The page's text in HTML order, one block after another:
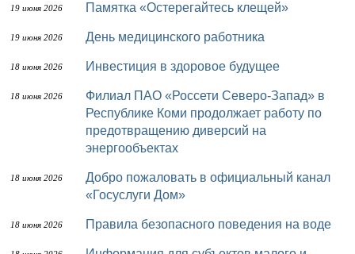
19 июня 2026 Памятка «Остерегайтесь клещей»
19 июня 2026 День медицинского работника
18 июня 2026 Инвестиция в здоровое будущее
18 июня 2026
Филиал ПАО «Россети Северо-Запад» в
Республике Коми продолжает работу по
предотвращению диверсий на
энергообъектах
18 июня 2026
Добро пожаловать в официальный канал
«Госуслуги Дом»
18 июня 2026 Правила безопасного поведения на воде